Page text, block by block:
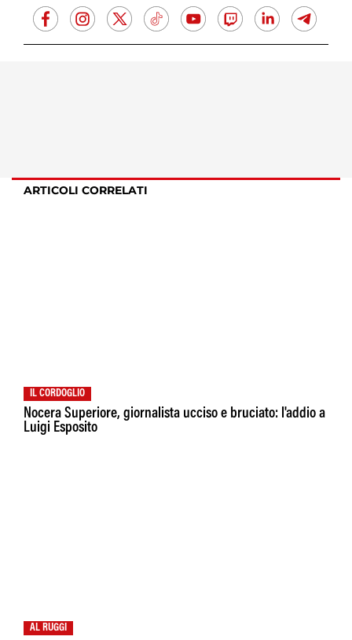
ARTICOLI CORRELATI
IL CORDOGLIO
Nocera Superiore, giornalista ucciso e bruciato: l'addio a
Luigi Esposito
AL RUGGI